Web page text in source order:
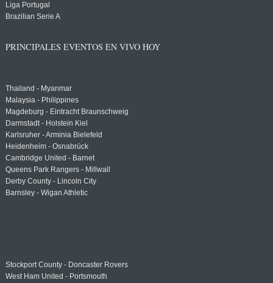
Liga Portugal
Brazilian Serie A
PRINCIPALES EVENTOS EN VIVO HOY
Thailand - Myanmar
Malaysia - Philippines
Magdeburg - Eintracht Braunschweig
Darmstadt - Holstein Kiel
Karlsruher - Arminia Bielefeld
Heidenheim - Osnabrück
Cambridge United - Barnet
Queens Park Rangers - Millwall
Derby County - Lincoln City
Barnsley - Wigan Athletic
Stockport County - Doncaster Rovers
West Ham United - Portsmouth